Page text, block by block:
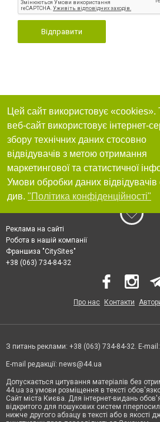
Відправити
Цей сайт використовує «cookies».
веб-сайт використовує інтернет-
збору технічних даних стосовно
відвідувачів з метою отримання
маркетингової та статистичної
Умови обробки даних відвідувачів
див. "Політика конфіденційності"
Реклама на сайті
Робота в нашій компанії
Франшиза "CitySites"
+38 (063) 734-84-32
Про нас Контакти
З питань реклами: +38 (063) 734-84-32. E-mail:
E-mail редакції: news@44.ua
Допускається цитування матеріалів без
44.ua за умови розміщення в тексті
Сайт міста Києва. Для інтернет-видань
відкритого для пошукових систем
нижче другого абзацу в тексті або в якості